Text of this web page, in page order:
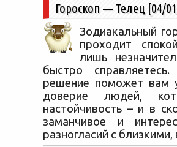
Гороскоп — Телец [04/
Зодиакальный
проходит
лишь
быстро
решение поможет вам
доверие людей,
настойчивость – и в
заманчивое и
разногласий с